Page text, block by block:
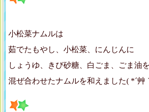
小松菜ナムルは
茹でたもやし、小松菜、にんじんに
しょうゆ、きび砂糖、白ごま、ごま油を
混ぜ合わせたナムルを和えました( *´艸